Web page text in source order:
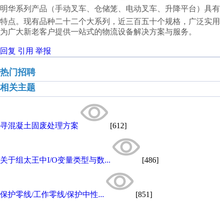
明华系列产品（手动叉车、 仓储笼、 电动叉车、升降平台） 具
特点。现有品种二十二个大系列，近三百五十个规格，广泛实
为广大新老客户提供一站式的物流设备解决方案与服务。
回复 引用 举报
热门招聘
相关主题
寻混凝土固废处理方案 [612]
关于组太王中I/O变量类型与数... [486]
保护零线/工作零线/保护中性... [851]